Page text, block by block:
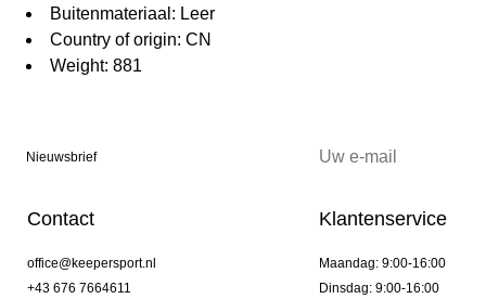
Buitenmateriaal: Leer
Country of origin: CN
Weight: 881
Nieuwsbrief
Contact
office@keepersport.nl
+43 676 7664611
Klantenservice
Maandag: 9:00-16:00
Dinsdag: 9:00-16:00